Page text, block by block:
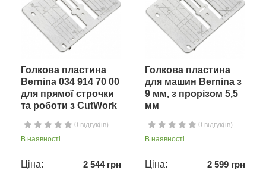
Голкова пластина
Bernina 034 914 70 00
для прямої строчки
та роботи з CutWork
0 відгук(ів)
В наявності
Ціна: 2 544 грн
Голкова пластина
для машин Bernina з
9 мм, з прорізом 5,5
мм
0 відгук(ів)
В наявності
Ціна: 2 599 грн